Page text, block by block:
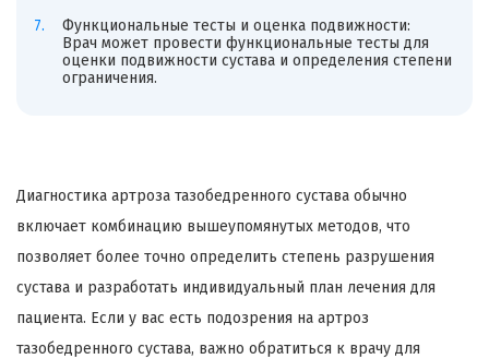
Функциональные тесты и оценка подвижности:
Врач может провести функциональные тесты для
оценки подвижности сустава и определения степени
ограничения.
Диагностика артроза тазобедренного сустава обычно
включает комбинацию вышеупомянутых методов, что
позволяет более точно определить степень разрушения
сустава и разработать индивидуальный план лечения для
пациента. Если у вас есть подозрения на артроз
тазобедренного сустава, важно обратиться к врачу для